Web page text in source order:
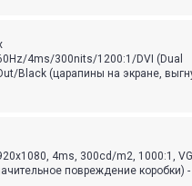
4ms/300nits/1200:1/DVI (Dual
Black (царапины на экране,
4ms, 300cd/m2, 1000:1,
повреждение коробки) -